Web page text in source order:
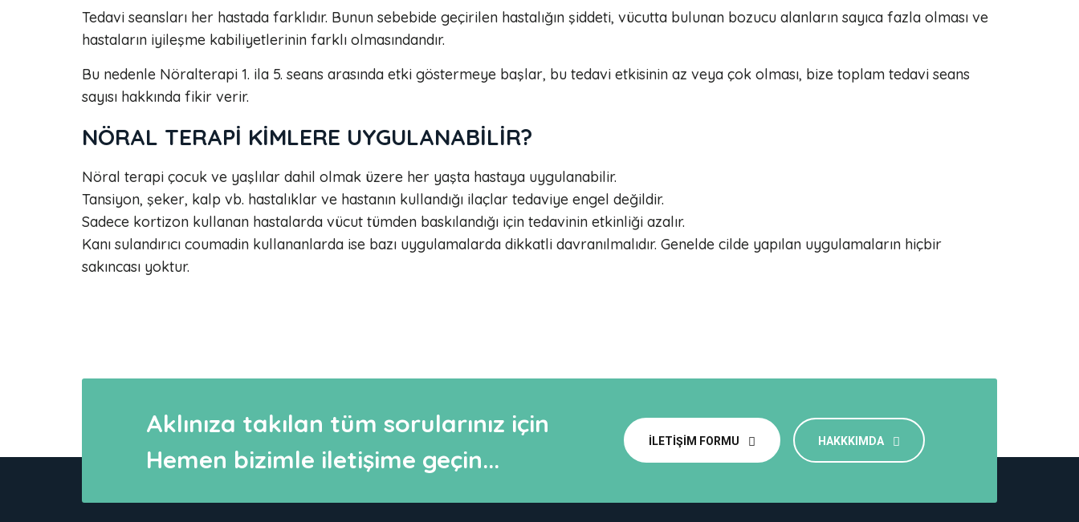
Tedavi seansları her hastada farklıdır. Bunun sebebide geçirilen hastalığın şiddeti, vücutta bulunan bozucu alanların sayıca fazla olması ve
hastaların iyileşme kabiliyetlerinin farklı olmasındandır.
Bu nedenle Nöralterapi 1. ila 5. seans arasında etki göstermeye başlar, bu tedavi etkisinin az veya çok olması, bize toplam tedavi seans
sayısı hakkında fikir verir.
NÖRAL TERAPİ KİMLERE UYGULANABİLİR?
Nöral terapi çocuk ve yaşlılar dahil olmak üzere her yaşta hastaya uygulanabilir.
Tansiyon, şeker, kalp vb. hastalıklar ve hastanın kullandığı ilaçlar tedaviye engel değildir.
Sadece kortizon kullanan hastalarda vücut tümden baskılandığı için tedavinin etkinliği azalır.
Kanı sulandırıcı coumadin kullananlarda ise bazı uygulamalarda dikkatli davranılmalıdır. Genelde cilde yapılan uygulamaların hiçbir
sakıncası yoktur.
Aklınıza takılan tüm sorularınız için
Hemen bizimle iletişime geçin...
İLETIŞIM FORMU HAKKKIMDA